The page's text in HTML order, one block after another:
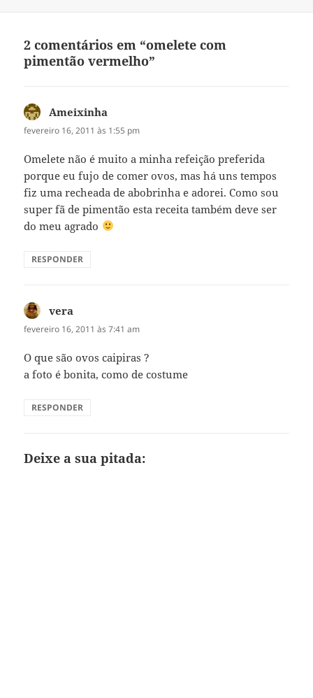
2 comentários em “omelete com
pimentão vermelho”
Ameixinha
fevereiro 16, 2011 às 1:55 pm
Omelete não é muito a minha refeição preferida
porque eu fujo de comer ovos, mas há uns tempos
fiz uma recheada de abobrinha e adorei. Como sou
super fã de pimentão esta receita também deve ser
do meu agrado
RESPONDER
vera
fevereiro 16, 2011 às 7:41 am
O que são ovos caipiras ?
a foto é bonita, como de costume
RESPONDER
Deixe a sua pitada: